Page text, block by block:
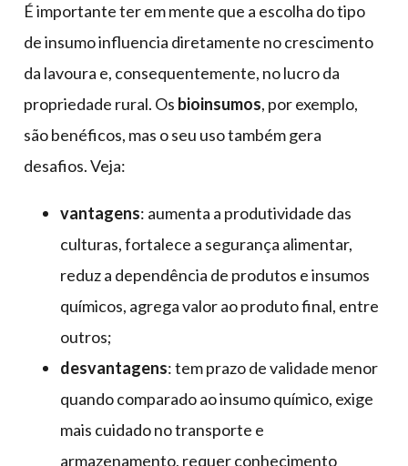
É importante ter em mente que a escolha do tipo
de insumo influencia diretamente no crescimento
da lavoura e, consequentemente, no lucro da
propriedade rural. Os bioinsumos, por exemplo,
são benéficos, mas o seu uso também gera
desafios. Veja:
vantagens: aumenta a produtividade das
culturas, fortalece a segurança alimentar,
reduz a dependência de produtos e insumos
químicos, agrega valor ao produto final, entre
outros;
desvantagens: tem prazo de validade menor
quando comparado ao insumo químico, exige
mais cuidado no transporte e
armazenamento, requer conhecimento